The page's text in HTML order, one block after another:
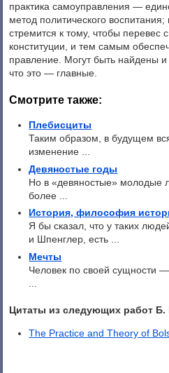
практика самоуправления —
метод политического
стремится к тому, чтобы перевес
конституции, и тем самым
правление. Могут быть найдены
что это — главные.
Смотрите также:
Плебисциты
Таким образом, в будущем
изменение ...
Девяностые годы
Но в «девяностые» молодые
более ...
История, философия
Я бы сказал, что у таких
и Шпенглер, есть ...
Мечты
Человек по своей сущности
Цитаты из следующих работ Б.
The Practice and Theory of